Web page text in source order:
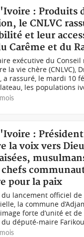
: Produits
le CNLVC
et leur
Carême et du
exécutive du
la vie chère (CNLVC),
a rassuré, le mardi 10
les populations
:
la voix vers
pour la paix
lancement officiel de
la commune
forte d’unité et
du député-maire